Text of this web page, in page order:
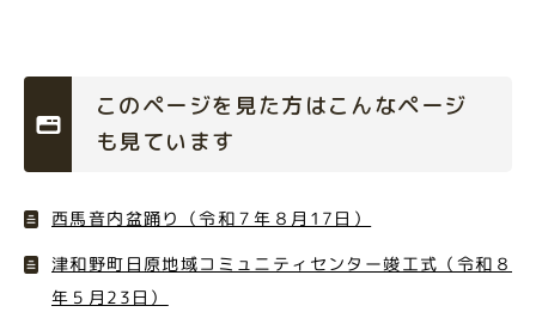
このページを見た方はこんなページ
も見ています
西馬音内盆踊り（令和７年８月17日）
津和野町日原地域コミュニティセンター竣工式（令和８
年５月23日）